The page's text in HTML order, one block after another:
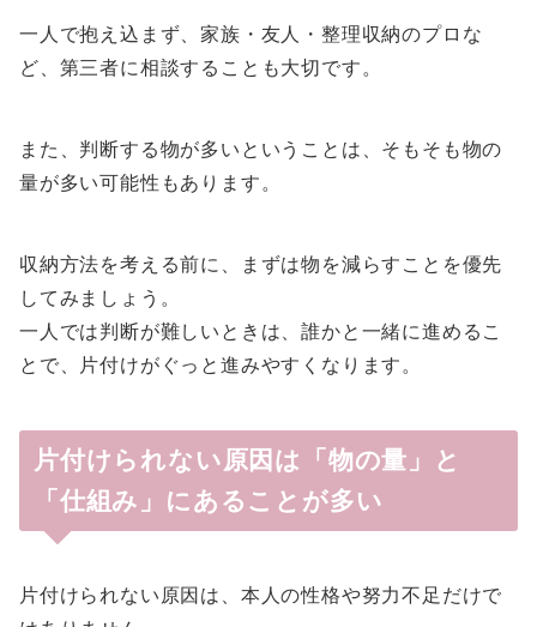
一人で抱え込まず、家族・友人・整理収納のプロな
ど、第三者に相談することも大切です。
また、判断する物が多いということは、そもそも物の
量が多い可能性もあります。
収納方法を考える前に、まずは物を減らすことを優先
してみましょう。
一人では判断が難しいときは、誰かと一緒に進めるこ
とで、片付けがぐっと進みやすくなります。
片付けられない原因は「物の量」と
「仕組み」にあることが多い
片付けられない原因は、本人の性格や努力不足だけで